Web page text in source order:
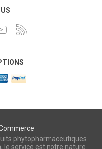
phytopharmaceutiques
le service est notre nature.